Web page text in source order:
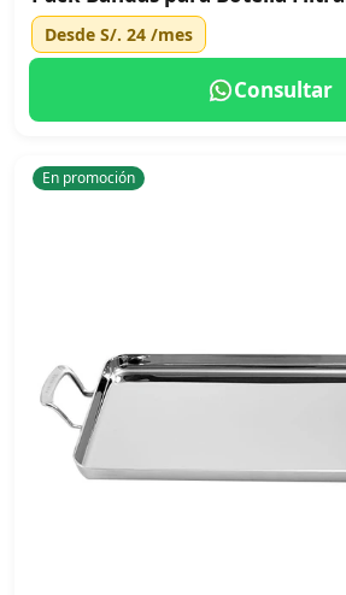
Desde S/. 24 /mes
Consultar
En promoción